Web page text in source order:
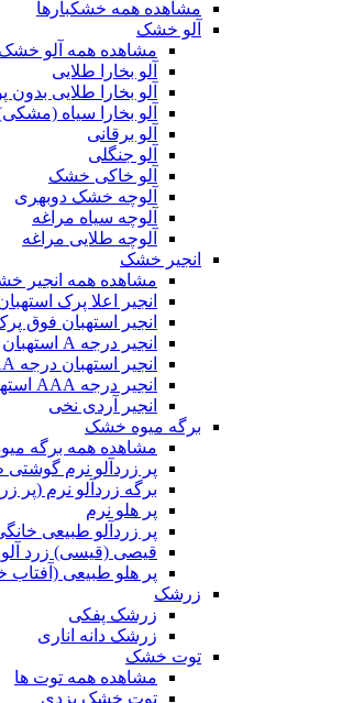
مشاهده همه خشکبارها
آلو خشک
مشاهده همه آلو خشک
آلو بخارا طلایی
آلو بخارا طلایی
آلو بخارا سیاه
آلو برقانی
آلو جنگلی
آلو خاکی خشک
آلوچه خشک دوبهری
آلوچه سیاه مراغه
آلوچه طلایی مراغه
انجیر خشک
مشاهده همه انجیر
انجیر اعلا پرک
انجیر استهبان فوق
انجیر درجه A استهبان
انجیر استهبان درجه AA
انجیر درجه AAA استهبان
انجیر آردی نخی
برگه میوه خشک
مشاهده همه برگه
پر زردآلو نرم گوشتی
برگه زردآلو نرم (پر
پر هلو نرم
پر زردآلو طبیعی
قیصی (قیسی) زرد آلو
پر هلو طبیعی
زرشک
زرشک پفکی
زرشک دانه اناری
توت خشک
مشاهده همه توت ها
توت خشک یزدی